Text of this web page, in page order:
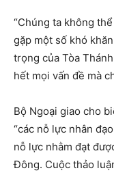
“Chúng ta không
gặp một số khó
trọng của Tòa
hết mọi vấn đề mà
Bộ Ngoại giao cho
“các nỗ lực nhân
nỗ lực nhằm đạt
Đông. Cuộc thảo